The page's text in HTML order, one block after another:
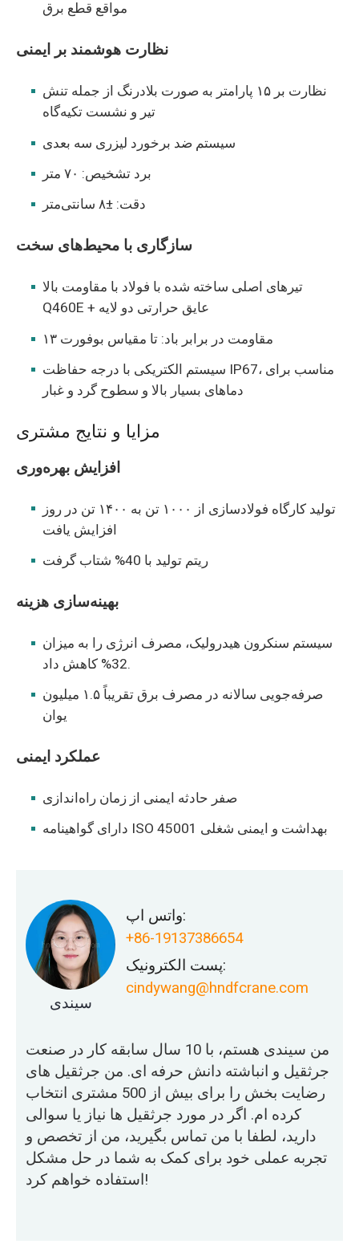
مواقع قطع برق
نظارت هوشمند بر ایمنی
نظارت بر ۱۵ پارامتر به صورت بلادرنگ از جمله تنش
تیر و نشست تکیه‌گاه
سیستم ضد برخورد لیزری سه بعدی
برد تشخیص: ۷۰ متر
دقت: ±۸ سانتی‌متر
سازگاری با محیط‌های سخت
تیرهای اصلی ساخته شده با فولاد با مقاومت بالا
Q460E + عایق حرارتی دو لایه
مقاومت در برابر باد: تا مقیاس بوفورت ۱۳
سیستم الکتریکی با درجه حفاظت IP67، مناسب برای
دماهای بسیار بالا و سطوح گرد و غبار
مزایا و نتایج مشتری
افزایش بهره‌وری
تولید کارگاه فولادسازی از ۱۰۰۰ تن به ۱۴۰۰ تن در روز
افزایش یافت
ریتم تولید با 40% شتاب گرفت
بهینه‌سازی هزینه
سیستم سنکرون هیدرولیک، مصرف انرژی را به میزان
32% کاهش داد.
صرفه‌جویی سالانه در مصرف برق تقریباً ۱.۵ میلیون
یوان
عملکرد ایمنی
صفر حادثه ایمنی از زمان راه‌اندازی
دارای گواهینامه ISO 45001 بهداشت و ایمنی شغلی
سیندی
واتس اپ:
+86-19137386654
پست الکترونیک:
cindywang@hndfcrane.com
من سیندی هستم، با 10 سال سابقه کار در صنعت
جرثقیل و انباشته دانش حرفه ای. من جرثقیل های
رضایت بخش را برای بیش از 500 مشتری انتخاب
کرده ام. اگر در مورد جرثقیل ها نیاز یا سوالی
دارید، لطفا با من تماس بگیرید، من از تخصص و
تجربه عملی خود برای کمک به شما در حل مشکل
استفاده خواهم کرد!